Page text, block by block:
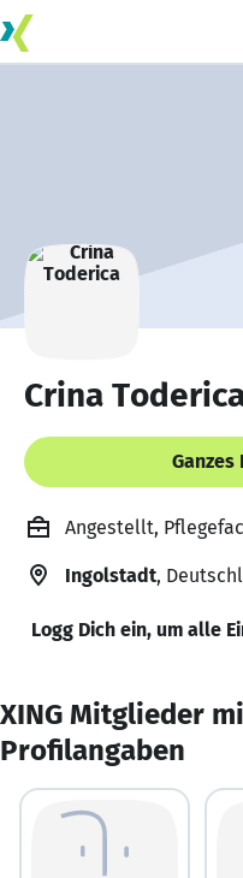
Crina
Angestellt,
Ingolstadt,
Logg Dich ein, um alle
XING Mitglieder
Profilangaben